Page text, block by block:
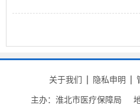
关于我们 隐私申明
主办：淮北市医疗保障局